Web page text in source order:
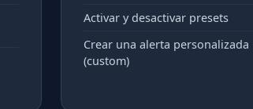
Activar y desactivar presets
Crear una alerta personalizada
(custom)